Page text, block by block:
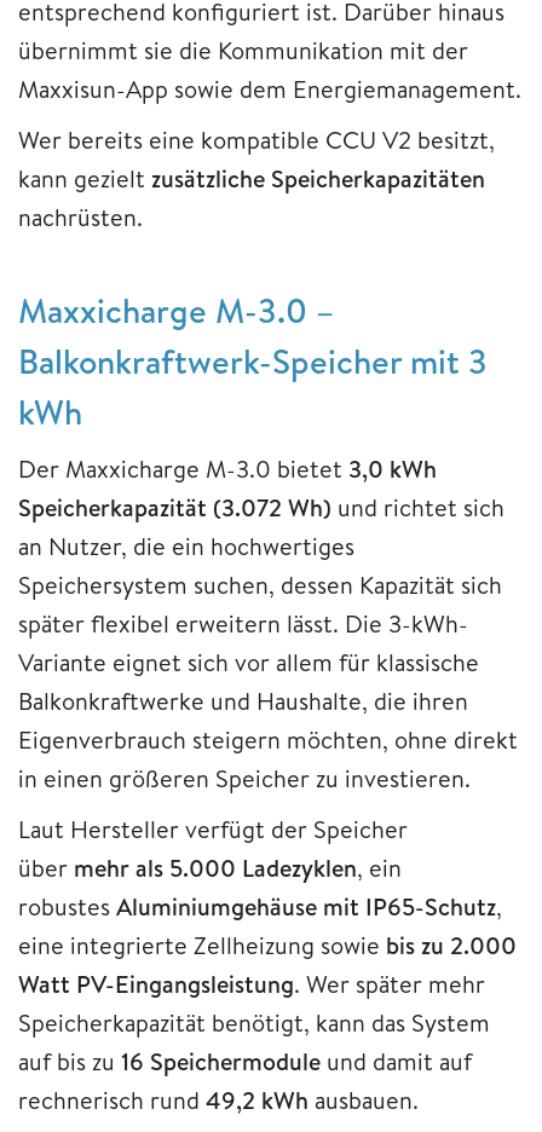
entsprechend konfiguriert ist. Darüber hinaus
übernimmt sie die Kommunikation mit der
Maxxisun-App sowie dem Energiemanagement.
Wer bereits eine kompatible CCU V2 besitzt,
kann gezielt zusätzliche Speicherkapazitäten
nachrüsten.
Maxxicharge M-3.0 –
Balkonkraftwerk-Speicher mit 3
kWh
Der Maxxicharge M-3.0 bietet 3,0 kWh
Speicherkapazität (3.072 Wh) und richtet sich
an Nutzer, die ein hochwertiges
Speichersystem suchen, dessen Kapazität sich
später flexibel erweitern lässt. Die 3-kWh-
Variante eignet sich vor allem für klassische
Balkonkraftwerke und Haushalte, die ihren
Eigenverbrauch steigern möchten, ohne direkt
in einen größeren Speicher zu investieren.
Laut Hersteller verfügt der Speicher
über mehr als 5.000 Ladezyklen, ein
robustesAluminiumgehäuse mit IP65-Schutz,
eine integrierte Zellheizung sowie bis zu 2.000
Watt PV-Eingangsleistung. Wer später mehr
Speicherkapazität benötigt, kann das System
auf bis zu 16 Speichermodule und damit auf
rechnerisch rund 49,2 kWh ausbauen.